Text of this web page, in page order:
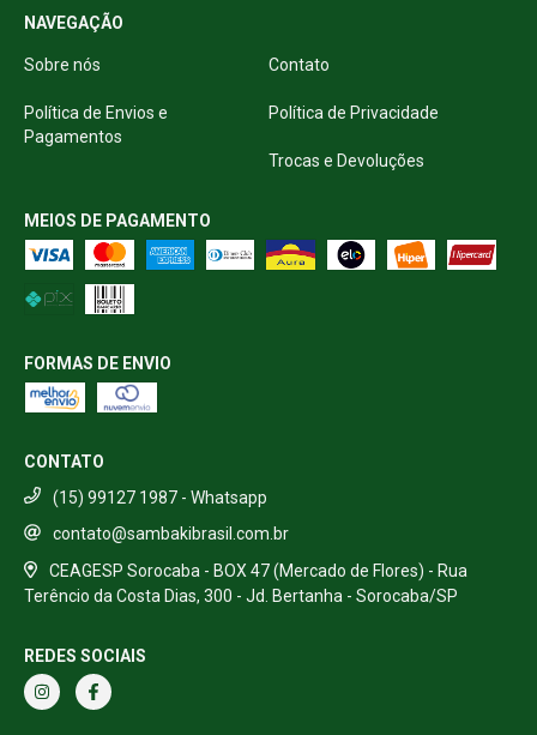
NAVEGAÇÃO
Sobre nós Contato
Política de Envios e
Pagamentos
Política de Privacidade
Trocas e Devoluções
MEIOS DE PAGAMENTO
FORMAS DE ENVIO
CONTATO
(15) 99127 1987 - Whatsapp
contato@sambakibrasil.com.br
CEAGESP Sorocaba - BOX 47 (Mercado de Flores) - Rua
Terêncio da Costa Dias, 300 - Jd. Bertanha - Sorocaba/SP
REDES SOCIAIS